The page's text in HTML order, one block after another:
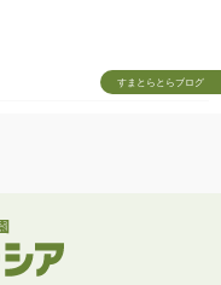
すまとらとらブログ